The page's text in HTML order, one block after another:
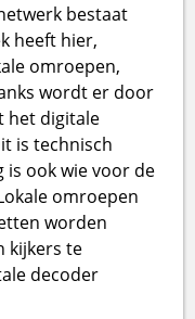
bestaat
heeft hier,
omroepen,
wordt er door
het digitale
is technisch
is ook wie voor de
omroepen
worden
kijkers te
decoder